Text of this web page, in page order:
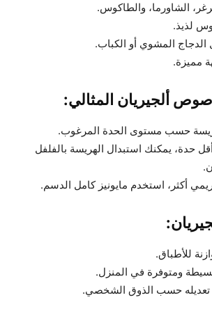
الشاورما، والطاكوس.
لذيذ.
الدجاج المشوي أو الكباب.
مميزة.
ألجيريان المثالي:
حسب مستوى الحدة المرغوب.
حدة، يمكنك استبدال الهريسة بالفلفل
أكثر، استخدم مايونيز كامل الدسم.
للأطباق.
ومتوفرة في المنزل.
حسب الذوق الشخصي.